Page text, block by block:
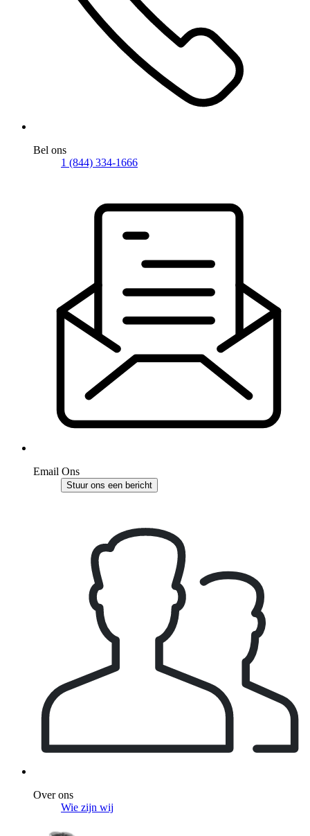
Bel ons
1 (844) 334-1666
Email Ons
Stuur ons een bericht
Over ons
Wie zijn wij